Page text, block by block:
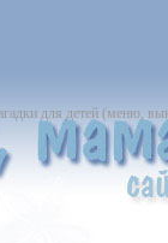
для детей (меню,